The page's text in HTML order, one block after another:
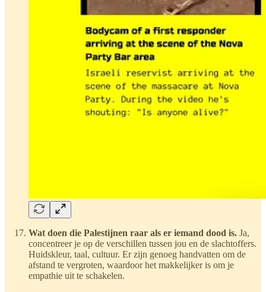
Wat doen die Palestijnen raar als er iemand dood is. Ja,
concentreer je op de verschillen tussen jou en de slachtoffers.
Huidskleur, taal, cultuur. Er zijn genoeg handvatten om de
afstand te vergroten, waardoor het makkelijker is om je
empathie uit te schakelen.